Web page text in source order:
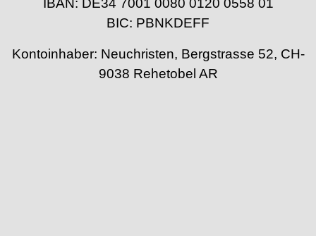
IBAN: DE34 7001 0080 0120 0558 01
BIC: PBNKDEFF
Kontoinhaber: Neuchristen, Bergstrasse 52, CH-
9038 Rehetobel AR